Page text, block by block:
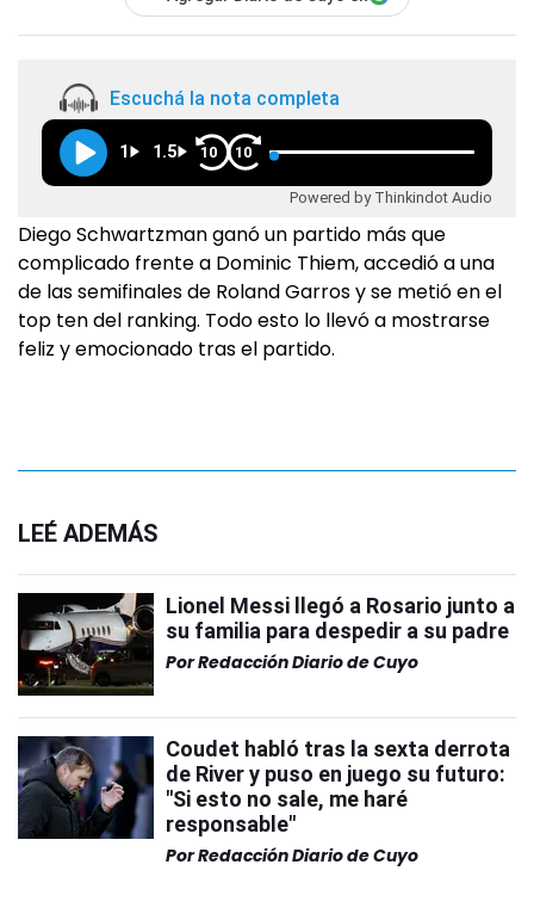
Escuchá la nota completa
1 1.5 10 10
Powered by Thinkindot Audio
Diego Schwartzman ganó un partido más que
complicado frente a Dominic Thiem, accedió a una
de las semifinales de Roland Garros y se metió en el
top ten del ranking. Todo esto lo llevó a mostrarse
feliz y emocionado tras el partido.
LEÉ ADEMÁS
Lionel Messi llegó a Rosario junto a
su familia para despedir a su padre
PorRedacción Diario de Cuyo
Coudet habló tras la sexta derrota
de River y puso en juego su futuro:
"Si esto no sale, me haré
responsable"
PorRedacción Diario de Cuyo